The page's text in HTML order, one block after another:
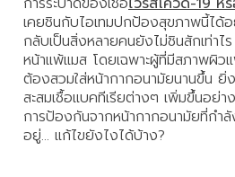
เคยชินกับไอเทมปกป้องสุขภาพนี้ไ
กลับเป็นสิ่งหลายคนยังไม่ชินสักเท่า
หน้าแพ้แมส โดยเฉพาะผู้ที่มีสภาพผิว
ต้องสวมใส่หน้ากากอนามัยนานขึ้น ยิ่
สะสมเชื้อแบคทีเรียต่างๆ เพิ่มขึ้นอย่า
การป้องกันจากหน้ากากอนามัยที่กำ
อยู่... แก้ไขยังไงได้บ้าง?